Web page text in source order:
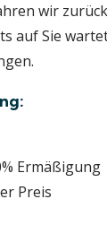
wir
auf Sie
Ermäßigung
Preis